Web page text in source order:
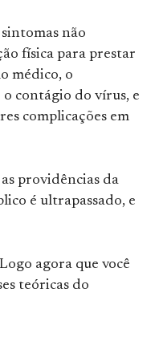
não
física para prestar
médico, o
contágio do vírus, e
complicações em
providências da
é ultrapassado, e
agora que você
teóricas do